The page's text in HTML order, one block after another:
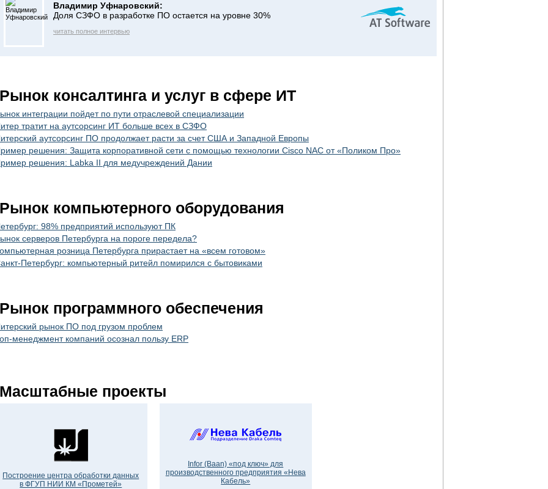
Владимир Уфнаровский:
Доля СЗФО в разработке ПО остается на уровне 30%
читать полное интервью
Рынок консалтинга и услуг в сфере ИТ
интеграции пойдет по пути отраслевой специализации
тратит на аутсорсинг ИТ больше всех в СЗФО
аутсорсинг ПО продолжает расти за счет США и Западной Европы
решения: Защита корпоративной сети с помощью технологии Cisco NAC от «Поликом Про»
решения: Labka II для медучреждений Дании
Рынок компьютерного оборудования
98% предприятий используют ПК
серверов Петербурга на пороге передела?
розница Петербурга прирастает на «всем готовом»
Петербург: компьютерный ритейл помирился с бытовиками
Рынок программного обеспечения
рынок ПО под грузом проблем
менеджмент компаний осознал пользу ERP
Масштабные проекты
Построение центра обработки данных
в ФГУП НИИ КМ «Прометей»
Infor (Baan) «под ключ» для
производственного предприятия «Нева
Кабель»